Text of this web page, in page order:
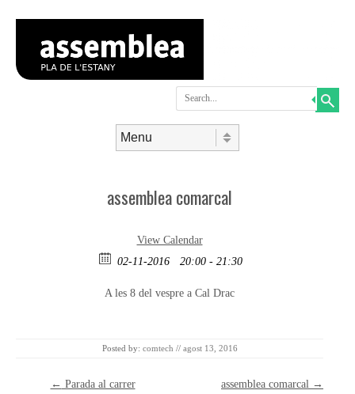
assemblea comarcal
View Calendar
02-11-2016
20:00 - 21:30
A les 8 del vespre a Cal Drac
Posted by: comtech // agost 13, 2016
Post navigation
← Parada al carrer assemblea comarcal →